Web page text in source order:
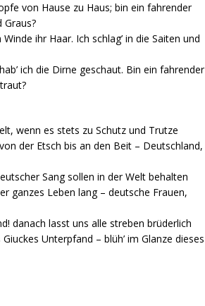
von Hause zu Haus; bin ein fahrender
Graus?
ihr Haar. Ich schlag’ in die Saiten und
ich die Dirne geschaut. Bin ein fahrender
wenn es stets zu Schutz und Trutze
der Etsch bis an den Beit – Deutschland,
Sang sollen in der Welt behalten
ganzes Leben lang – deutsche Frauen,
danach lasst uns alle streben brüderlich
Unterpfand – blüh’ im Glanze dieses